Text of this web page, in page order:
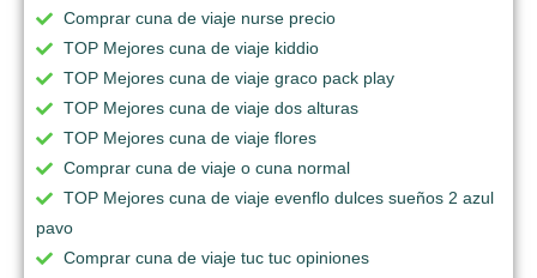
Comprar cuna de viaje nurse precio
TOP Mejores cuna de viaje kiddio
TOP Mejores cuna de viaje graco pack play
TOP Mejores cuna de viaje dos alturas
TOP Mejores cuna de viaje flores
Comprar cuna de viaje o cuna normal
TOP Mejores cuna de viaje evenflo dulces sueños 2 azul
pavo
Comprar cuna de viaje tuc tuc opiniones